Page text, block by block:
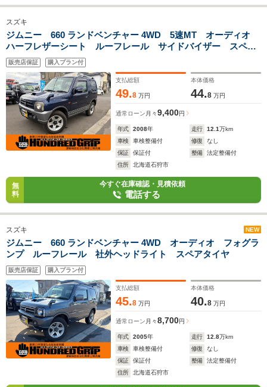
スズキ
ジムニー 660 ランドベンチャー 4WD 5速MT オーディオ
ハーフレザーシート ルーフレール サイドバイザー スペア
タイヤ フォグランプ
販売店保証 購入プラン付
支払総額
49.8 万円
本体価格
44.8 万円
通常ローン 月々9,400円
年式 2008年 走行 12.1万km
車検
車検整備付 修復
なし
保証
保証付 整備
法定整備付
住所
北海道石狩市
無
料
今すぐ在庫確認・見積依頼
電話する
スズキ NEW
ジムニー 660 ランドベンチャー 4WD オーディオ フォグラ
ンプ ルーフレール 社外ヘッドライト スペアタイヤ
販売店保証 購入プラン付
支払総額
45.8 万円
本体価格
40.8 万円
通常ローン 月々8,700円
年式 2005年 走行 12.8万km
車検
車検整備付 修復
なし
保証
保証付 整備
法定整備付
住所
北海道石狩市